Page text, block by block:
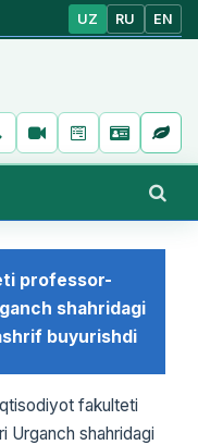
UZ RU EN
professor-
shahridagi
buyurishdi
fakulteti
Urganch shahridagi